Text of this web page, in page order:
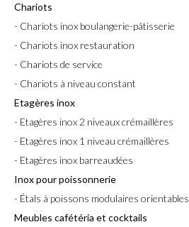
Chariots
- Chariots inox boulangerie-pâtisserie
- Chariots inox restauration
- Chariots de service
- Chariots à niveau constant
Etagères inox
- Etagères inox 2 niveaux crémaillères
- Etagères inox 1 niveau crémaillères
- Etagères inox barreaudées
Inox pour poissonnerie
- Étals à poissons modulaires orientables
Meubles cafétéria et cocktails